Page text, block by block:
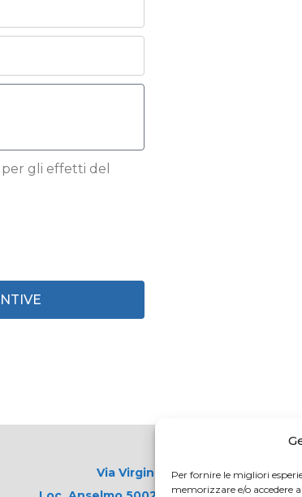
Per fornire le migliori
memorizzare e/o accedere
per gli effetti del
Via Virginio 358/360